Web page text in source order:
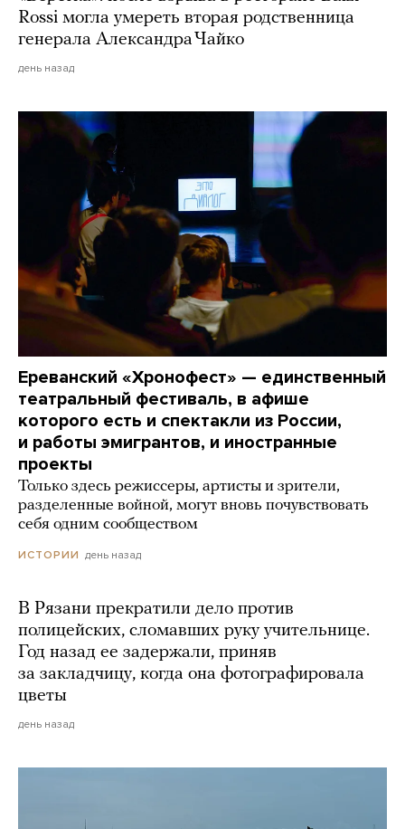
Rossi могла умереть вторая родственница
генерала Александра Чайко
день назад
Ереванский «Хронофест» — единственный
театральный фестиваль, в афише
которого есть и спектакли из России,
и работы эмигрантов, и иностранные
проекты
Только здесь режиссеры, артисты и зрители,
разделенные войной, могут вновь почувствовать
себя одним сообществом
ИСТОРИИ день назад
В Рязани прекратили дело против
полицейских, сломавших руку учительнице.
Год назад ее задержали, приняв
за закладчицу, когда она фотографировала
цветы
день назад